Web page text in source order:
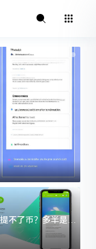
不了币？多半是这
件事没处理好